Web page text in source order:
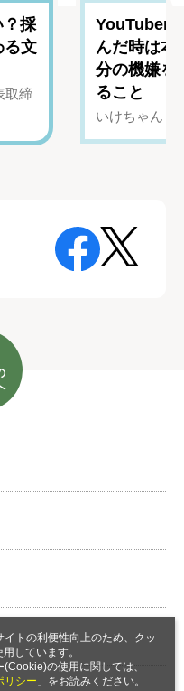
イトの利便性向上のため、クッ
しています。
の使用に関しては、
リシー 」をお読みください。
？採
る文
取締
YouTuber
んだ時は
分の機嫌を
ること
いけちゃん（